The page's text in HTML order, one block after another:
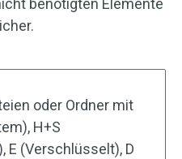
benötigten Elemente
oder Ordner mit
H+S
E (Verschlüsselt), D